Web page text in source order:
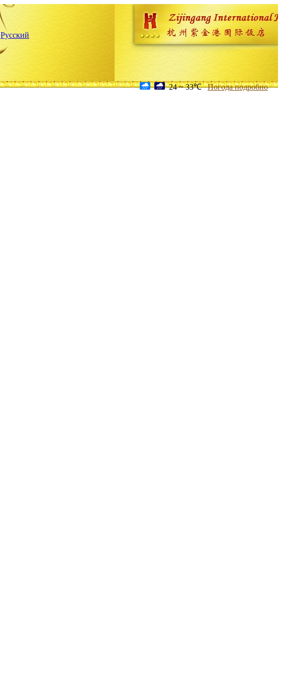
Русский
24 ~ 33℃ Погода подробно